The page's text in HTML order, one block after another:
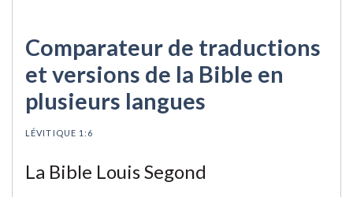
Comparateur de traductions
et versions de la Bible en
plusieurs langues
LÉVITIQUE 1:6
La Bible Louis Segond